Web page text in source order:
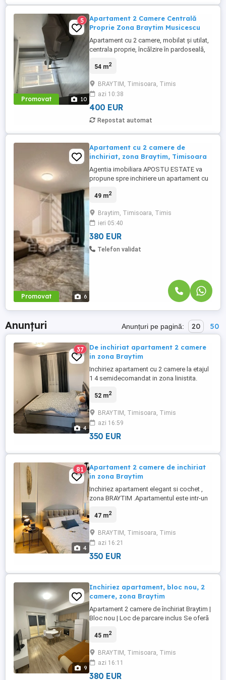
Promovat 10
5
Apartament 2 Camere Centrală
Proprie Zona Braytim Musicescu
Apartament cu 2 camere, mobilat și utilat,
centrala proprie, încălzire în pardoseală,
space, cu ieșire pe terasă, hol spațios cu
baie spațioasă cu cadă și geam mare, su:
54 mp plus terasa, etaj 3 din 3 cu pod
deasupra, ...
54 m2
BRAYTIM, Timisoara, Timis
azi 10:38
400 EUR
Repostat automat
Promovat 6
Apartament cu 2 camere de
inchiriat, zona Braytim, Timisoara
Agentia imobiliara APOSTU ESTATE va
propune spre inchiriere un apartament cu
Braytim, o zona linistita si bine
sau studenti care isi doresc o locuinta
unde sa se simta confortabil si cu acces
facil catre scoli, facultati, ...
49 m2
Braytim, Timisoara, Timis
ieri 05:40
380 EUR
Telefon validat
Anunțuri Anunțuri pe pagină: 20 50
4
37
De inchiriat apartament 2 camere
in zona Braytim
Inchiriez apartament cu 2 camere la etajul
1 4 semidecomandat in zona linistita.
incalzire prin pardoseala, centrala proprie
plus loc de parcare . Suprafata utila fiind
de de 52 mp
52 m2
BRAYTIM, Timisoara, Timis
azi 16:59
350 EUR
4
81
Apartament 2 camere de inchiriat
in zona Braytim
Inchiriez apartament elegant si cochet ,
zona BRAYTIM .Apartamentul este intr-un
cablu tv si internet . Are loc de parcare
47 m2
BRAYTIM, Timisoara, Timis
azi 16:21
350 EUR
9
Inchiriez apartament, bloc nou, 2
camere, zona Braytim
Apartament 2 camere de închiriat Braytim |
Bloc nou | Loc de parcare inclus Se oferă
camere, situat într-un bloc nou, în zona
persoană. Compartimentare: Living cu
bucătărie open-space Dormitor Baie cu
duș walk-in Hol Etaj ...
45 m2
BRAYTIM, Timisoara, Timis
azi 16:11
380 EUR